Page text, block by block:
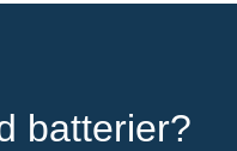
batterier?